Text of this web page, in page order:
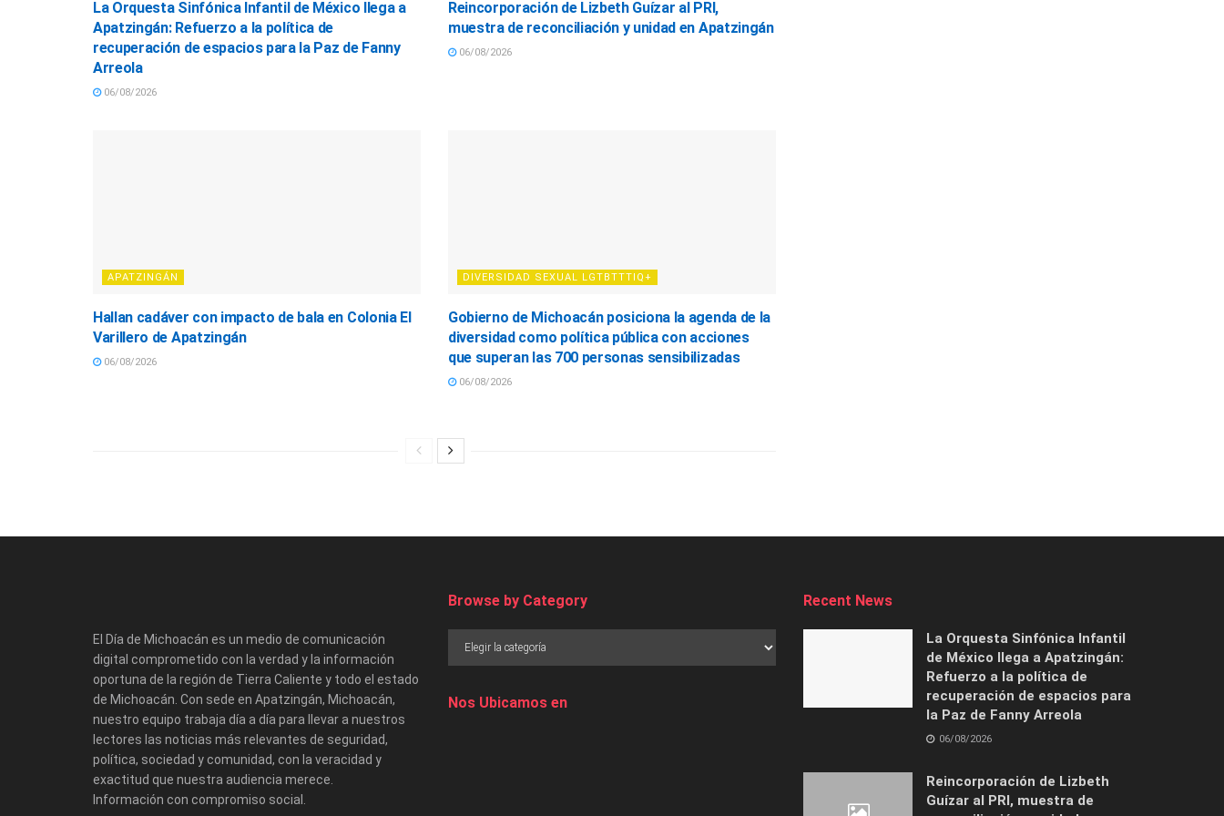
La Orquesta Sinfónica Infantil de México llega a
Apatzingán: Refuerzo a la política de
recuperación de espacios para la Paz de Fanny
Arreola
06/08/2026
Reincorporación de Lizbeth Guízar al PRI,
muestra de reconciliación y unidad en Apatzingán
06/08/2026
APATZINGÁN
Hallan cadáver con impacto de bala en Colonia El
Varillero de Apatzingán
06/08/2026
DIVERSIDAD SEXUAL LGTBTTTIQ+
Gobierno de Michoacán posiciona la agenda de la
diversidad como política pública con acciones
que superan las 700 personas sensibilizadas
06/08/2026
El Día de Michoacán es un medio de comunicación
digital comprometido con la verdad y la información
oportuna de la región de Tierra Caliente y todo el estado
de Michoacán. Con sede en Apatzingán, Michoacán,
nuestro equipo trabaja día a día para llevar a nuestros
lectores las noticias más relevantes de seguridad,
política, sociedad y comunidad, con la veracidad y
exactitud que nuestra audiencia merece.
Información con compromiso social.
Browse by Category
Nos Ubicamos en
Recent News
La Orquesta Sinfónica Infantil
de México llega a Apatzingán:
Refuerzo a la política de
recuperación de espacios para
la Paz de Fanny Arreola
06/08/2026
Reincorporación de Lizbeth
Guízar al PRI, muestra de